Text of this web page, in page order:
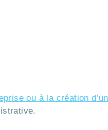
ou à la création